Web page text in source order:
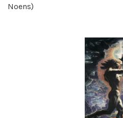
Noens)